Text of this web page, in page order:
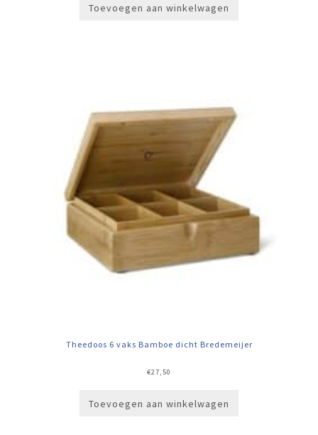
Toevoegen aan winkelwagen
Theedoos 6 vaks Bamboe dicht Bredemeijer
€27,50
Toevoegen aan winkelwagen